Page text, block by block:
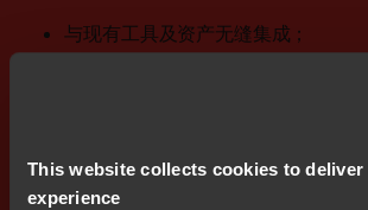
This website collects cookies to
experience
与现有工具及资产无缝集成；
提供涵盖旧版编译器在内的长期维
系。